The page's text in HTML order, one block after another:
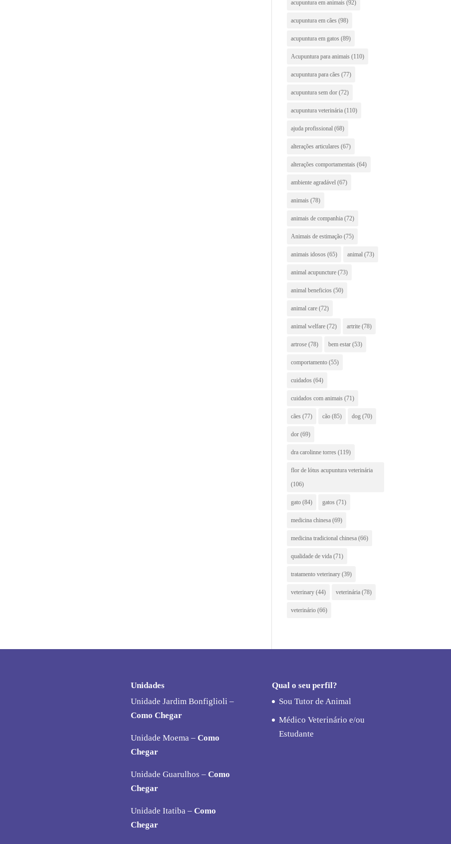
acupuntura em animais (92)
acupuntura em cães (98)
acupuntura em gatos (89)
Acupuntura para animais (110)
acupuntura para cães (77)
acupuntura sem dor (72)
acupuntura veterinária (110)
ajuda profissional (68)
alterações articulares (67)
alterações comportamentais (64)
ambiente agradável (67)
animais (78)
animais de companhia (72)
Animais de estimação (75)
animais idosos (65) animal (73)
animal acupuncture (73)
animal beneficios (50)
animal care (72)
animal welfare (72) artrite (78)
artrose (78) bem estar (53)
comportamento (55)
cuidados (64)
cuidados com animais (71)
cães (77) cão (85) dog (70)
dor (69)
dra carolinne torres (119)
flor de lótus acupuntura veterinária
(106)
gato (84) gatos (71)
medicina chinesa (69)
medicina tradicional chinesa (66)
qualidade de vida (71)
tratamento veterinary (39)
veterinary (44) veterinária (78)
veterinário (66)
Unidades
Unidade Jardim Bonfiglioli –
Como Chegar
Unidade Moema – Como
Chegar
Unidade Guarulhos – Como
Chegar
Unidade Itatiba – Como
Chegar
Qual o seu perfil?
Sou Tutor de Animal
Médico Veterinário e/ou
Estudante